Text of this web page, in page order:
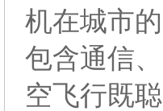
机在城市
包含通信
空飞行既